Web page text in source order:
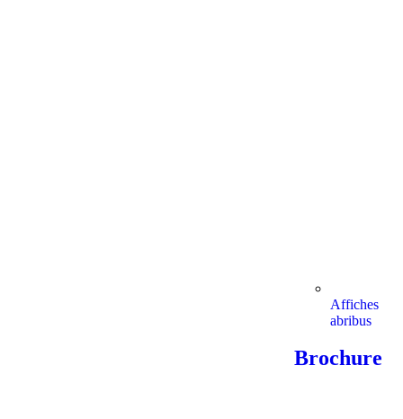
Affiches
abribus
Brochure